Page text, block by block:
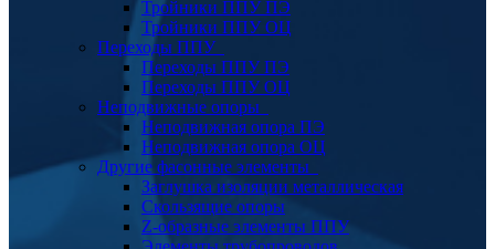
Тройники ППУ ПЭ
Тройники ППУ ОЦ
Переходы ППУ
Переходы ППУ ПЭ
Переходы ППУ ОЦ
Неподвижные опоры
Неподвижная опора ПЭ
Неподвижная опора ОЦ
Другие фасонные элементы
Заглушка изоляции металлическая
Скользящие опоры
Z-образные элементы ППУ